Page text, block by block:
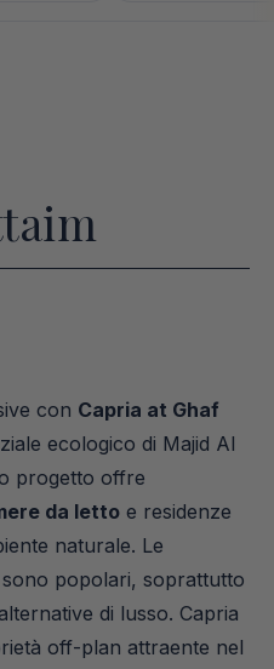
con Capria at Ghaf
ecologico di Majid Al
da letto e residenze
naturale. Le
popolari, soprattutto
di lusso. Capria
off-plan attraente nel